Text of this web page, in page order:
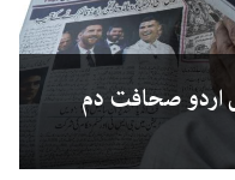
اردو صحافت دم